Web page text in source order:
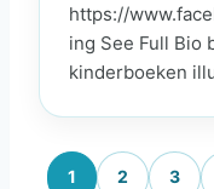
https://
ing See Full Bio
kinderboeken
1 2 3